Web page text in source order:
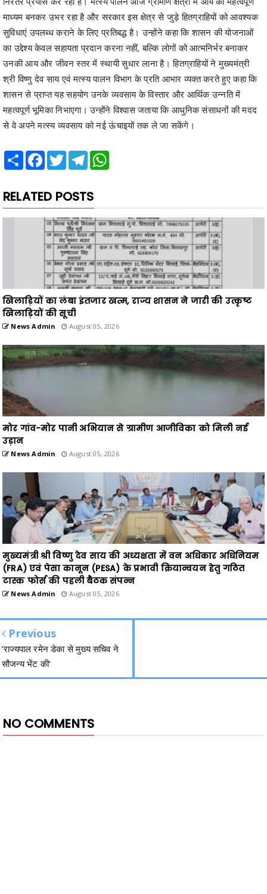
माध्यम बनकर उभर रहा है और सरकार इस क्षेत्र से जुड़े हितग्राहियों को आवश्यक
सुविधाएं उपलब्ध कराने के लिए प्रतिबद्ध है। उन्होंने कहा कि शासन की योजनाओं
का उद्देश्य केवल सहायता प्रदान करना नहीं, बल्कि लोगों को आत्मनिर्भर बनाकर
उनकी आय और जीवन स्तर में स्थायी सुधार लाना है। हितग्राहियों ने मुख्यमंत्री
श्री विष्णु देव साय एवं मत्स्य पालन विभाग के प्रति आभार व्यक्त करते हुए कहा कि
शासन से प्राप्त यह सहयोग उनके व्यवसाय के विस्तार और आर्थिक उन्नति में
महत्वपूर्ण भूमिका निभाएगा। उन्होंने विश्वास जताया कि आधुनिक संसाधनों की मदद
से वे अपने मत्स्य व्यवसाय को नई ऊंचाइयों तक ले जा सकेंगे।
Share Facebook
TwitterTelegram
RELATED POSTS
खिलाड़ियों का लंबा इंतजार खत्म, राज्य शासन ने जारी की उत्कृष्ट
खिलाड़ियों की सूची
News Admin August 05, 2026
मोर गांव-मोर पानी अभियान से ग्रामीण आजीविका को मिली नई
उड़ान
News Admin August 05, 2026
मुख्यमंत्री श्री विष्णु देव साय की अध्यक्षता में वन अधिकार अधिनियम
(FRA) एवं पेसा कानून (PESA) के प्रभावी क्रियान्वयन हेतु गठित
टास्क फोर्स की पहली बैठक संपन्न
News Admin August 05, 2026
Previous
’राज्यपाल रमेन डेका से मुख्य सचिव ने
सौजन्य भेंट की’
NO COMMENTS